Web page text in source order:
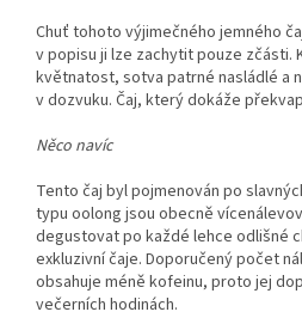
Chuť tohoto výjimečného jemného
v popisu ji lze zachytit pouze zčásti.
květnatost, sotva patrné nasládlé a
v dozvuku. Čaj, který dokáže
Něco navíc
Tento čaj byl pojmenován po
typu oolong jsou obecně
degustovat po každé lehce odlišné
exkluzivní čaje. Doporučený počet
obsahuje méně kofeinu, proto jej
večerních hodinách.